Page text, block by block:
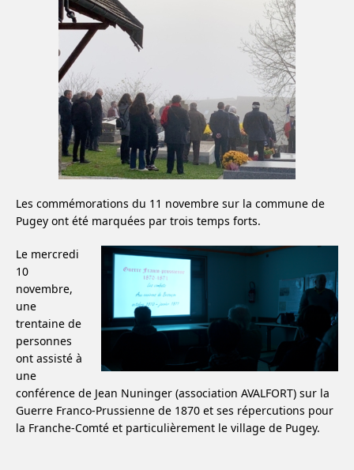
Les commémorations du 11 novembre sur la commune de
Pugey ont été marquées par trois temps forts.
Le mercredi
10
novembre,
une
trentaine de
personnes
ont assisté à
une
conférence de Jean Nuninger (association AVALFORT) sur la
Guerre Franco-Prussienne de 1870 et ses répercutions pour
la Franche-Comté et particulièrement le village de Pugey.